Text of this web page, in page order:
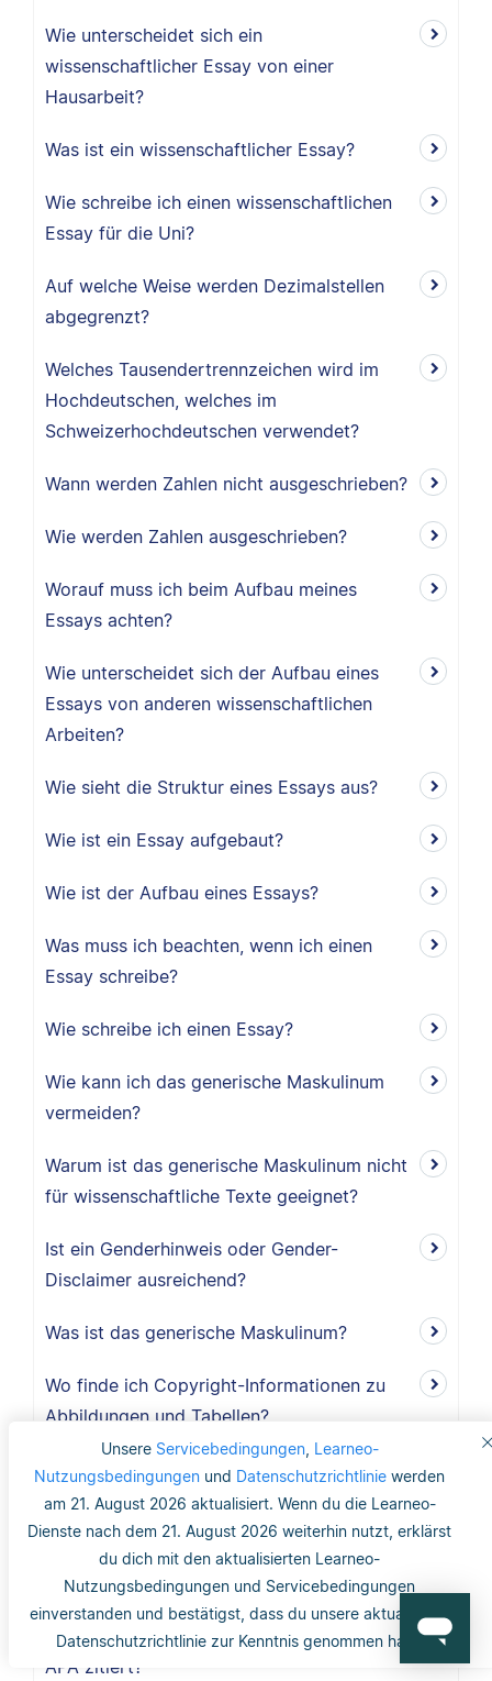
Unsere Servicebedingungen, Learneo-
Nutzungsbedingungen und Datenschutzrichtlinie werden
am 21. August 2026 aktualisiert. Wenn du die Learneo-
Dienste nach dem 21. August 2026 weiterhin nutzt, erklärst
du dich mit den aktualisierten Learneo-
Nutzungsbedingungen und Servicebedingungen
einverstanden und bestätigst, dass du unsere aktualisierte
Datenschutzrichtlinie zur Kenntnis genommen hast.
Wie unterscheidet sich ein
wissenschaftlicher Essay von einer
Hausarbeit?
Was ist ein wissenschaftlicher Essay?
Wie schreibe ich einen wissenschaftlichen
Essay für die Uni?
Auf welche Weise werden Dezimalstellen
abgegrenzt?
Welches Tausendertrennzeichen wird im
Hochdeutschen, welches im
Schweizerhochdeutschen verwendet?
Wann werden Zahlen nicht ausgeschrieben?
Wie werden Zahlen ausgeschrieben?
Worauf muss ich beim Aufbau meines
Essays achten?
Wie unterscheidet sich der Aufbau eines
Essays von anderen wissenschaftlichen
Arbeiten?
Wie sieht die Struktur eines Essays aus?
Wie ist ein Essay aufgebaut?
Wie ist der Aufbau eines Essays?
Was muss ich beachten, wenn ich einen
Essay schreibe?
Wie schreibe ich einen Essay?
Wie kann ich das generische Maskulinum
vermeiden?
Warum ist das generische Maskulinum nicht
für wissenschaftliche Texte geeignet?
Ist ein Genderhinweis oder Gender-
Disclaimer ausreichend?
Was ist das generische Maskulinum?
Wo finde ich Copyright-Informationen zu
Abbildungen und Tabellen?
Benötige ich ein Abbildungs- und
Tabellenverzeichnis?
Werden Abbildungen und Tabellen im
Literaturverzeichnis erwähnt?
Wie werden Abbildungen und Tabellen nach
APA zitiert?